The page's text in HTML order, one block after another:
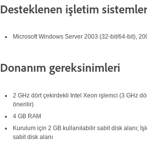
Desteklenen işletim
Microsoft Windows Server 2003 (32-bit/64-bit),
Donanım gereksinimleri
2 GHz dört çekirdekli Intel Xeon işlemci (3 GHz
önerilir)
4 GB RAM
Kurulum için 2 GB kullanılabilir sabit disk alanı;
sabit disk alanı